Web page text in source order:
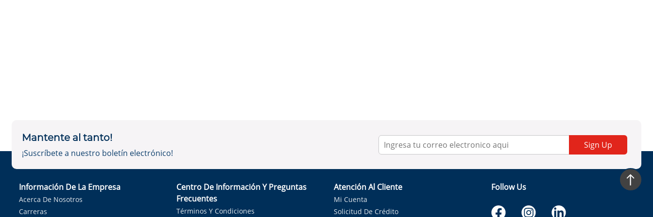
Mantente al tanto!
¡Suscríbete a nuestro boletín electrónico!
Sign Up
Información De La Empresa
Acerca De Nosotros
Carreras
Centro De Información Y Preguntas
Frecuentes
Términos Y Condiciones
Atención Al Cliente
Mi Cuenta
Solicitud De Crédito
Follow Us